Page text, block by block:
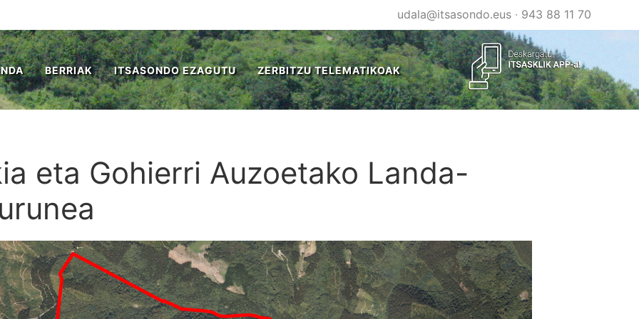
udala@itsasondo.eus· 943 88 11 70
BERRIAK ITSASONDO EZAGUTU ZERBITZU TELEMATIKOAK
eta Gohierri Auzoetako Landa-